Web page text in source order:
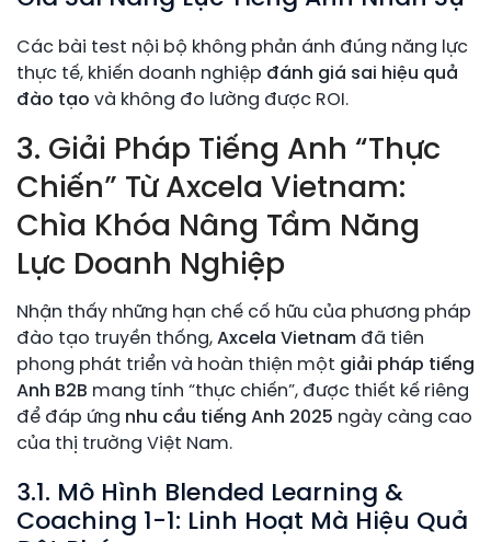
Các bài test nội bộ không phản ánh đúng năng lực
thực tế, khiến doanh nghiệp đánh giá sai hiệu quả
đào tạo và không đo lường được ROI.
3. Giải Pháp Tiếng Anh “Thực
Chiến” Từ Axcela Vietnam:
Chìa Khóa Nâng Tầm Năng
Lực Doanh Nghiệp
Nhận thấy những hạn chế cố hữu của phương pháp
đào tạo truyền thống, Axcela Vietnam đã tiên
phong phát triển và hoàn thiện một giải pháp tiếng
Anh B2B mang tính “thực chiến”, được thiết kế riêng
để đáp ứng nhu cầu tiếng Anh 2025 ngày càng cao
của thị trường Việt Nam.
3.1. Mô Hình Blended Learning &
Coaching 1-1: Linh Hoạt Mà Hiệu Quả